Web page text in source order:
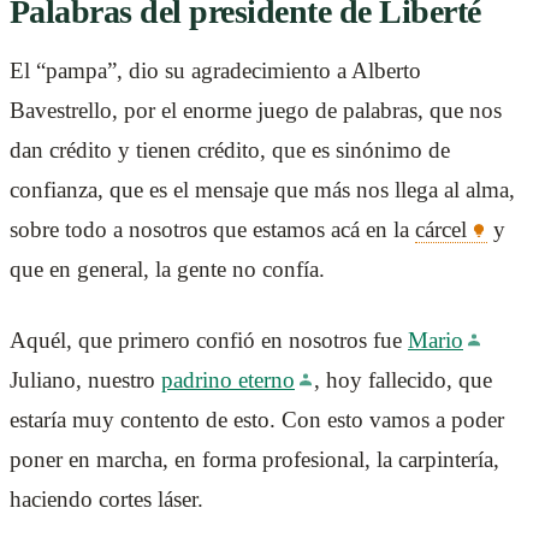
Palabras del presidente de Liberté
El “pampa”, dio su agradecimiento a Alberto
Bavestrello, por el enorme juego de palabras, que nos
dan crédito y tienen crédito, que es sinónimo de
confianza, que es el mensaje que más nos llega al alma,
sobre todo a nosotros que estamos acá en la cárcel
y
que en general, la gente no confía.
Aquél, que primero confió en nosotros fue Mario
Juliano, nuestro padrino eterno
, hoy fallecido, que
estaría muy contento de esto. Con esto vamos a poder
poner en marcha, en forma profesional, la carpintería,
haciendo cortes láser.